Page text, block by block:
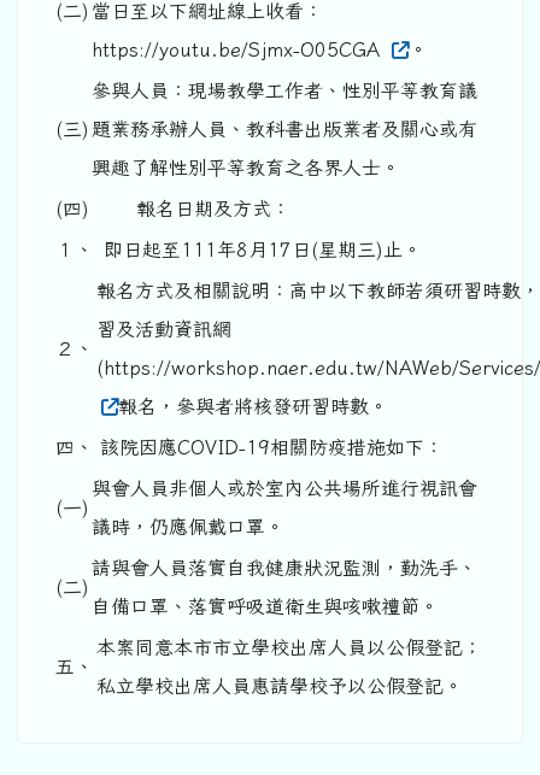
(二) 當日至以下網址線上收看：
https://youtu.be/Sjmx-O05CGA
。
(三)
參與人員：現場教學工作者、性別平等教育議
題業務承辦人員、教科書出版業者及關心或有
興趣了解性別平等教育之各界人士。
(四) 報名日期及方式：
１、 即日起至111年8月17日(星期三)止。
２、
報名方式及相關說明：高中以下教師若須研習時數
習及活動資訊網
(https://workshop.naer.edu.tw/NAWeb/
報名，參與者將核發研習時數。
四、 該院因應COVID-19相關防疫措施如下：
(一)
與會人員非個人或於室內公共場所進行視訊會
議時，仍應佩戴口罩。
(二)
請與會人員落實自我健康狀況監測，勤洗手、
自備口罩、落實呼吸道衛生與咳嗽禮節。
五、
本案同意本市市立學校出席人員以公假登記；
私立學校出席人員惠請學校予以公假登記。